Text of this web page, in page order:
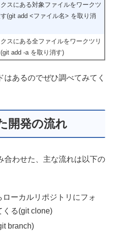
スにある対象ファイルをワークツ
す(git add <ファイル名> を取り消
スにある全ファイルをワークツリ
add -a を取り消す)
はあるのでぜひ調べてみてく
開発の流れ
合わせた、主な流れは以下の
ーカルリポジトリにフォ
くる(git clone)
branch)